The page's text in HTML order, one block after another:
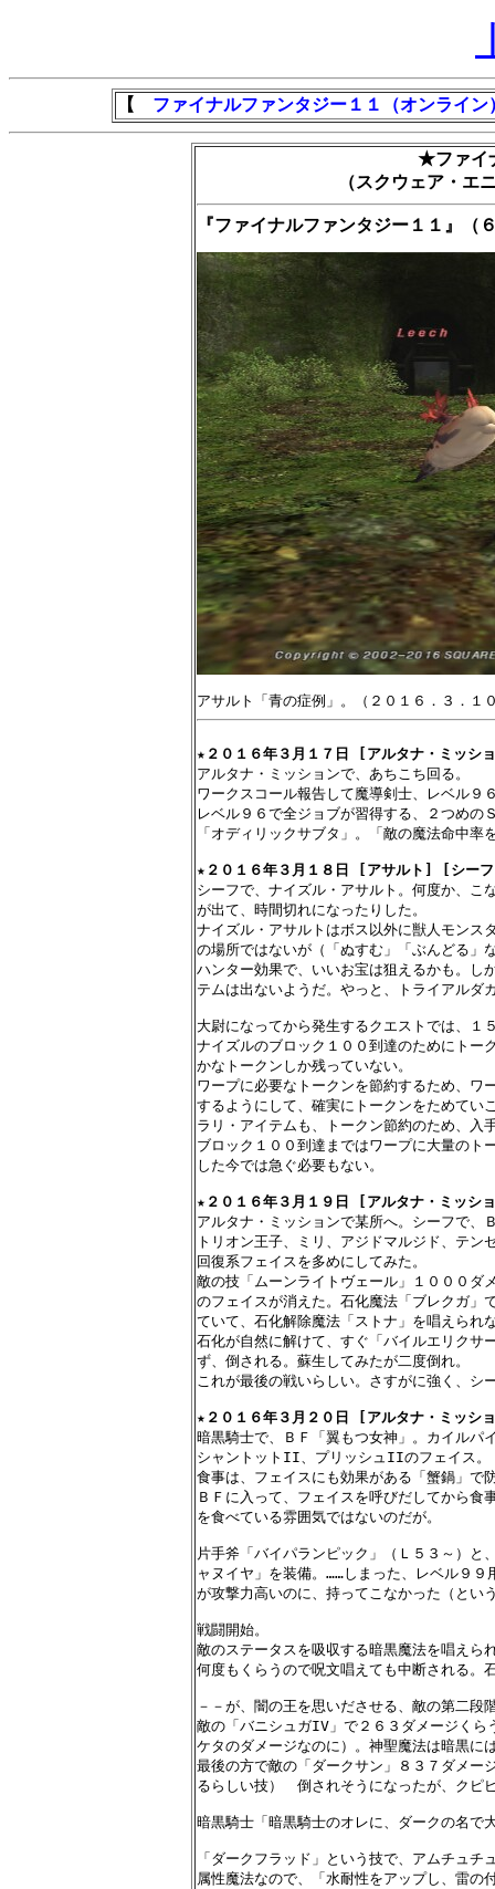
【 ファイナルファンタジー１１（オンライン
★ファイ
（スクウェア・エ
『ファイナルファンタジー１１』（
★ ２０１６年３月１７日 [アルタナ・ミッ
アルタナ・ミッションで、あちこち回る。
ワークスコール報告して魔導剣士、レベル９
レベル９６で全ジョブが習得する、２つめの
「オディリックサブタ」。「敵の魔法命中率
★ ２０１６年３月１８日 [アサルト] [シー
シーフで、ナイズル・アサルト。何度か、こ
が出て、時間切れになったりした。
ナイズル・アサルトはボス以外に獣人モンス
の場所ではないが（「ぬすむ」「ぶんどる」
ハンター効果で、いいお宝は狙えるかも。し
テムは出ないようだ。やっと、トライアルダ
大尉になってから発生するクエストでは、１
ナイズルのブロック１００到達のためにトー
かなトークンしか残っていない。
ワープに必要なトークンを節約するため、ワ
するようにして、確実にトークンをためてい
ラリ・アイテムも、トークン節約のため、入
ブロック１００到達まではワープに大量のト
した今では急ぐ必要もない。
★ ２０１６年３月１９日 [アルタナ・ミッ
アルタナ・ミッションで某所へ。シーフで、
トリオン王子、ミリ、アジドマルジド、テン
回復系フェイスを多めにしてみた。
敵の技「ムーンライトヴェール」１０００ダ
のフェイスが消えた。石化魔法「ブレクガ」
ていて、石化解除魔法「ストナ」を唱えられ
石化が自然に解けて、すぐ「バイルエリクサ
ず、倒される。蘇生してみたが二度倒れ。
これが最後の戦いらしい。さすがに強く、シ
★ ２０１６年３月２０日 [アルタナ・ミッ
暗黒騎士で、ＢＦ「翼もつ女神」。カイルパ
シャントットII、プリッシュIIのフェイス。
食事は、フェイスにも効果がある「蟹鍋」で
ＢＦに入って、フェイスを呼びだしてから食
を食べている雰囲気ではないのだが。
片手斧「バイパランピック」（Ｌ５３～）と
ャヌイヤ」を装備。……しまった、レベル９９
が攻撃力高いのに、持ってこなかった（とい
戦闘開始。
敵のステータスを吸収する暗黒魔法を唱えら
何度もくらうので呪文唱えても中断される。
－－が、闇の王を思いださせる、敵の第二段
敵の「バニシュガIV」で２６３ダメージくら
ケタのダメージなのに）。神聖魔法は暗黒に
最後の方で敵の「ダークサン」８３７ダメー
るらしい技）　倒されそうになったが、クピ
暗黒騎士「暗黒騎士のオレに、ダークの名で
「ダークフラッド」という技で、アムチュチ
属性魔法なので、「水耐性をアップし、雷の